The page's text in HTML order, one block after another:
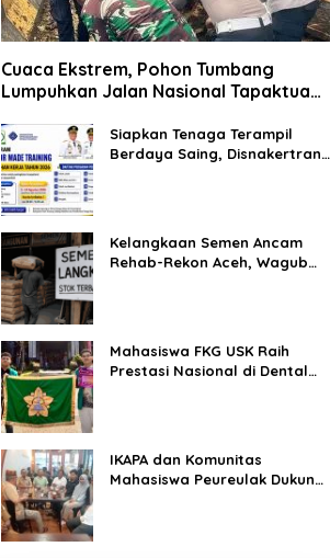
Cuaca Ekstrem, Pohon Tumbang
Lumpuhkan Jalan Nasional Tapaktuan-
Siapkan Tenaga Terampil
Berdaya Saing, Disnakertrans
Kelangkaan Semen Ancam
Rehab-Rekon Aceh, Wagub
Mahasiswa FKG USK Raih
Prestasi Nasional di Dental
IKAPA dan Komunitas
Mahasiswa Peureulak Dukung